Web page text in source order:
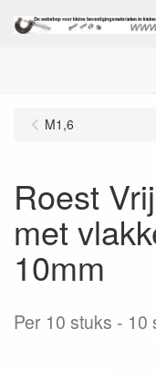
M1,6
Roest
met
10mm
Per 10 stuks 10